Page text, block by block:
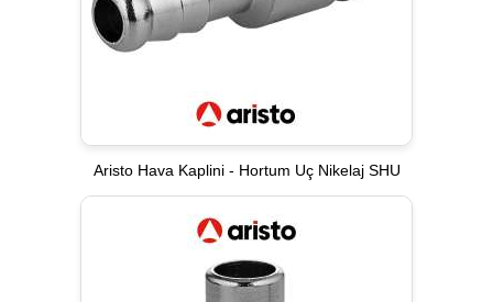
Aristo Hava Kaplini - Hortum Uç Nikelaj SHU